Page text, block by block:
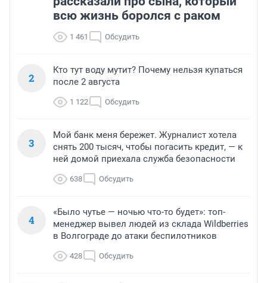
всю жизнь боролся с раком
1 461 Обсудить
2
Кто тут воду мутит? Почему нельзя купаться
после 2 августа
1 122 Обсудить
3
Мой банк меня бережет. Журналист хотела
снять 200 тысяч, чтобы погасить кредит, — к
ней домой приехала служба безопасности
638 Обсудить
4
«Было чутье — ночью что-то будет»: топ-
менеджер вывел людей из склада Wildberries
в Волгограде до атаки беспилотников
428 Обсудить